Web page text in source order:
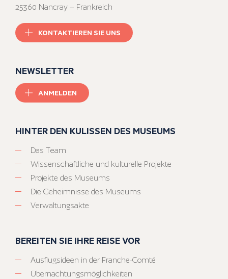
25360 Nancray – Frankreich
KONTAKTIEREN SIE UNS
NEWSLETTER
ANMELDEN
HINTER DEN KULISSEN DES MUSEUMS
Das Team
Wissenschaftliche und kulturelle Projekte
Projekte des Museums
Die Geheimnisse des Museums
Verwaltungsakte
BEREITEN SIE IHRE REISE VOR
Ausflugsideen in der Franche-Comté
Übernachtungsmöglichkeiten